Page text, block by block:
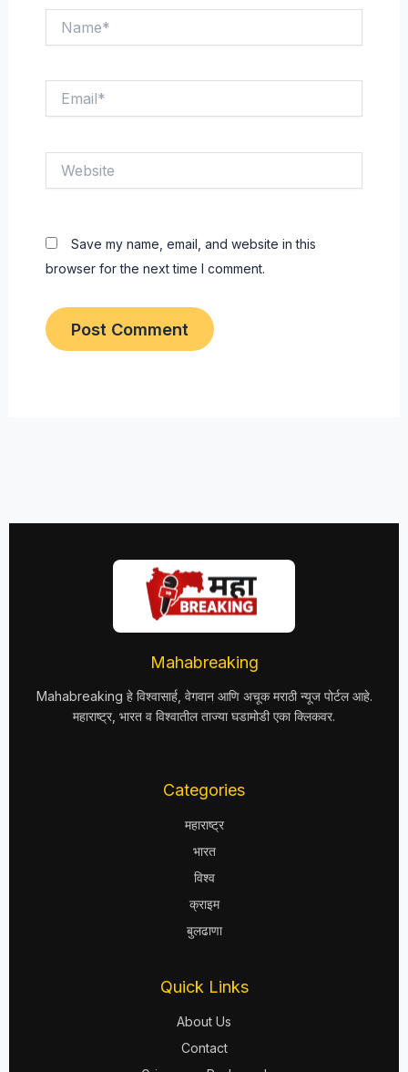
Save my name, email, and website in this
browser for the next time I comment.
Mahabreaking
Mahabreaking हे विश्वासार्ह, वेगवान आणि अचूक मराठी न्यूज पोर्टल आहे.
महाराष्ट्र, भारत व विश्वातील ताज्या घडामोडी एका क्लिकवर.
Categories
महाराष्ट्र
भारत
विश्व
क्राइम
बुलढाणा
Quick Links
About Us
Contact